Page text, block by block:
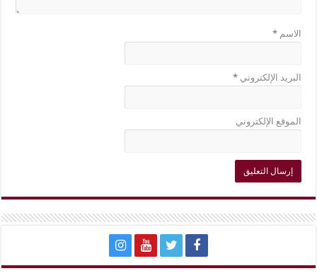
الاسم*
البريد الإلكتروني*
الموقع الإلكتروني